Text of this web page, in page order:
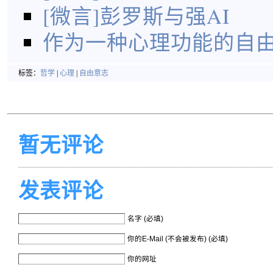
[微言]彭罗斯与强AI
作为一种心理功能的自
标签： 哲学 心理 自由意志
暂无评论
发表评论
名字 (必填)
你的E-Mail (不会被发布) (必填)
你的网址